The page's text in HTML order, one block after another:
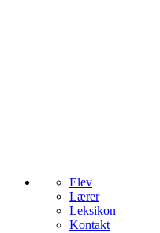
Elev
Lærer
Leksikon
Kontakt